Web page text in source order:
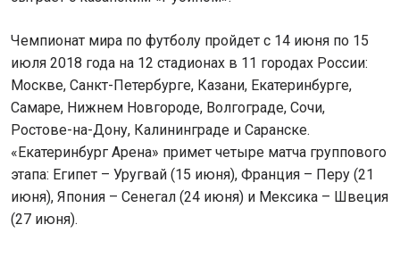
Чемпионат мира по футболу пройдет с 14 июня по 15
июля 2018 года на 12 стадионах в 11 городах России:
Москве, Санкт-Петербурге, Казани, Екатеринбурге,
Самаре, Нижнем Новгороде, Волгограде, Сочи,
Ростове-на-Дону, Калининграде и Саранске.
«Екатеринбург Арена» примет четыре матча группового
этапа: Египет – Уругвай (15 июня), Франция – Перу (21
июня), Япония – Сенегал (24 июня) и Мексика – Швеция
(27 июня).